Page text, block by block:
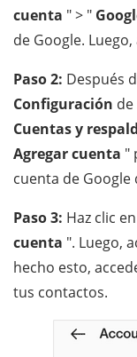
cuenta " > "
de Google.
Paso 2: Después
Configuración
Cuentas y
Agregar cuenta "
cuenta de Google
Paso 3: Haz clic
cuenta ". Luego,
hecho esto,
tus contactos.